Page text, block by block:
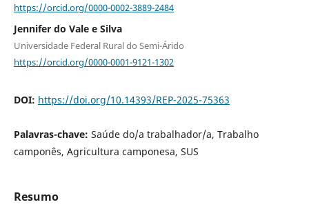
https://orcid.org/0000-0002-3889-2484
Jennifer do Vale e Silva
Universidade Federal Rural do Semi-Árido
https://orcid.org/0000-0001-9121-1302
DOI: https://doi.org/10.14393/REP-2025-75363
Palavras-chave: Saúde do/a trabalhador/a, Trabalho
camponês, Agricultura camponesa, SUS
Resumo